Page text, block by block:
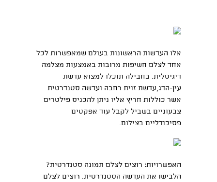
אלו העדשות הראשונות בעולם שמאפשרות לכל
אחד לצלם חשיפות מרובות באמצעות מצלמה
דיגיטלית. בחבילה תוכלו למצוא עדשת
עין-הדג,עדשת זוית רחבה ועדשה סטנדרטית
אשר כוללות חריץ אליו ניתן להכניס פילטרים
צבעוניים בשביל לקבל עוד אפקטים
פסיכודליים בצילום.
האפשרויות: רוצים לצלם תמונה סטנדרטית?
הלבישו את העדשה הסטנדרטית. רוצים לצלם